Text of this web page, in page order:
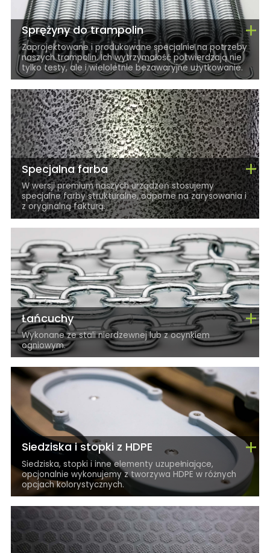
Sprężyny do trampolin
Zaprojektowane i produkowane specjalnie na potrzeby
naszych trampolin. Ich wytrzymałość potwierdzają nie
tylko testy, ale i wieloletnie bezawaryjne użytkowanie.
Specjalna farba
W wersji premium naszych urządzeń stosujemy
specjalne farby strukturalne, odporne na zarysowania i
z oryginalną fakturą.
Łańcuchy
Wykonane ze stali nierdzewnej lub z ocynkiem
ogniowym.
Siedziska i stopki z HDPE
Siedziska, stopki i inne elementy uzupełniające,
opcjonalnie wykonujemy z tworzywa HDPE w różnych
opcjach kolorystycznych.